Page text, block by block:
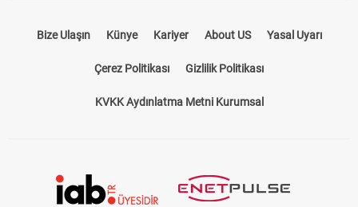
Bize Ulaşın Künye Kariyer About US Yasal Uyarı
Çerez Politikası Gizlilik Politikası
KVKK Aydınlatma Metni Kurumsal